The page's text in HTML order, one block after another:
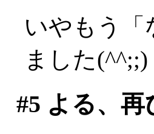
いやもう「
ました(^^;;)
#5 よる、再